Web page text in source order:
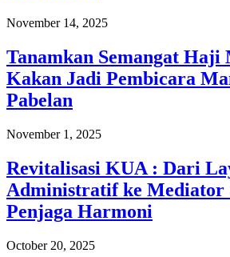
November 14, 2025
Tanamkan Semangat Haji
Kakan Jadi Pembicara
Pabelan
November 1, 2025
Revitalisasi KUA : Dari
Administratif ke Mediator
Penjaga Harmoni
October 20, 2025